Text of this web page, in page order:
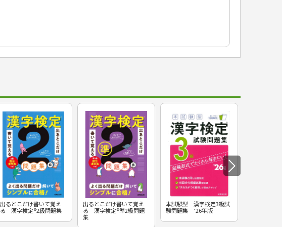
出るとこだけ書いて覚え
る 漢字検定®2級問題集
出るとこだけ書いて覚え
る 漢字検定®準2級問題
集
本試験型 漢字検定3級試
験問題集 ’26年版